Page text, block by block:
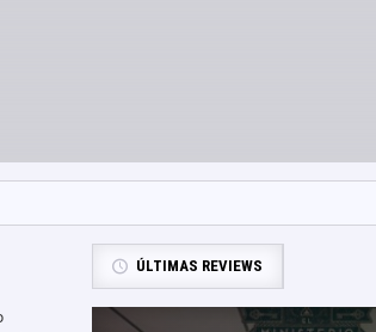
ÚLTIMAS REVIEWS